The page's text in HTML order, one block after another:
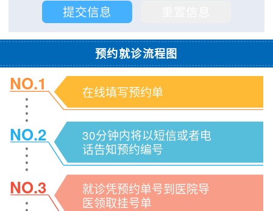
预约就诊流程图
NO.1 在线填写预约单
NO.2
30分钟内将以短信或者电
话告知预约编号
NO.3
就诊凭预约单号到医院导
医领取挂号单